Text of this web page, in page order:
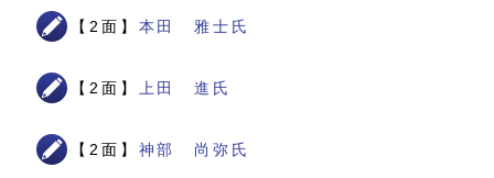
【2面】 本田 雅士氏
【2面】 上田 進氏
【2面】 神部 尚弥氏